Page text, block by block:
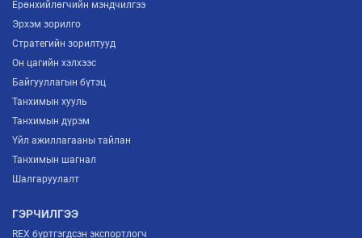
Ерөнхийлөгчийн мэндчилгээ
Эрхэм зорилго
Стратегийн зорилтууд
Он цагийн хэлхээс
Байгууллагын бүтэц
Танхимын хууль
Танхимын дүрэм
Үйл ажиллагааны тайлан
Танхимын шагнал
Шалгаруулалт
ГЭРЧИЛГЭЭ
REX бүртгэгдсэн экспортлогч